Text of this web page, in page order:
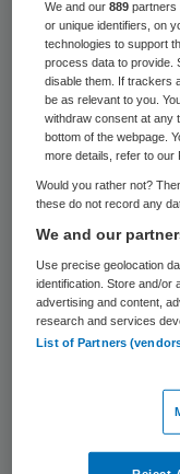
via de lucht
zoogdier op
kabinet bezig,
Kamer.
Vaccins
Het onderzoek
om vaccins en
mensen.
wereldwijde
dit
We and our889 partners
or unique identifiers, on
technologies to support
process data to provide.
disable them. If trackers
be as relevant to you.
withdraw consent at any
bottom of the webpage.
more details, refer to our
Would you rather not?
these do not record any
We and our
Use precise geolocation
identification. Store and/or
advertising and content,
research and services
List of Partners